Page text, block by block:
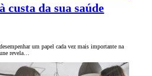
custa da sua saúde
um papel cada vez mais importante na
revela…